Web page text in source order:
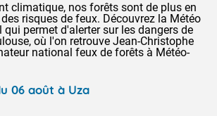
climatique, nos forêts sont de plus en
risques de feux. Découvrez la Météo
permet d'alerter sur les dangers de
où l'on retrouve Jean-Christophe
national feux de forêts à Météo-
06 août à Uza